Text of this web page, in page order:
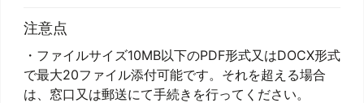
注意点
・ファイルサイズ10MB以下のPDF形式又はDOCX形式
で最大20ファイル添付可能です。それを超える場合
は、窓口又は郵送にて手続きを行ってください。